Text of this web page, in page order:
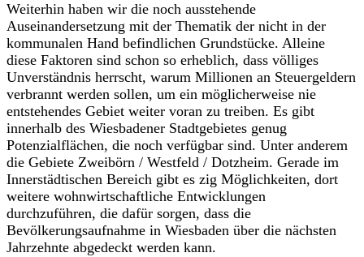
Weiterhin haben wir die noch ausstehende
Auseinandersetzung mit der Thematik der nicht in der
kommunalen Hand befindlichen Grundstücke. Alleine
diese Faktoren sind schon so erheblich, dass völliges
Unverständnis herrscht, warum Millionen an Steuergeldern
verbrannt werden sollen, um ein möglicherweise nie
entstehendes Gebiet weiter voran zu treiben. Es gibt
innerhalb des Wiesbadener Stadtgebietes genug
Potenzialflächen, die noch verfügbar sind. Unter anderem
die Gebiete Zweibörn / Westfeld / Dotzheim. Gerade im
Innerstädtischen Bereich gibt es zig Möglichkeiten, dort
weitere wohnwirtschaftliche Entwicklungen
durchzuführen, die dafür sorgen, dass die
Bevölkerungsaufnahme in Wiesbaden über die nächsten
Jahrzehnte abgedeckt werden kann.